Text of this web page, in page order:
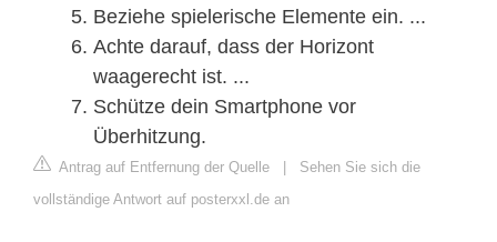
Beziehe spielerische Elemente ein. ...
Achte darauf, dass der Horizont
waagerecht ist. ...
Schütze dein Smartphone vor
Überhitzung.
Antrag auf Entfernung der Quelle
Sehen Sie sich die
vollständige Antwort auf posterxxl.de an